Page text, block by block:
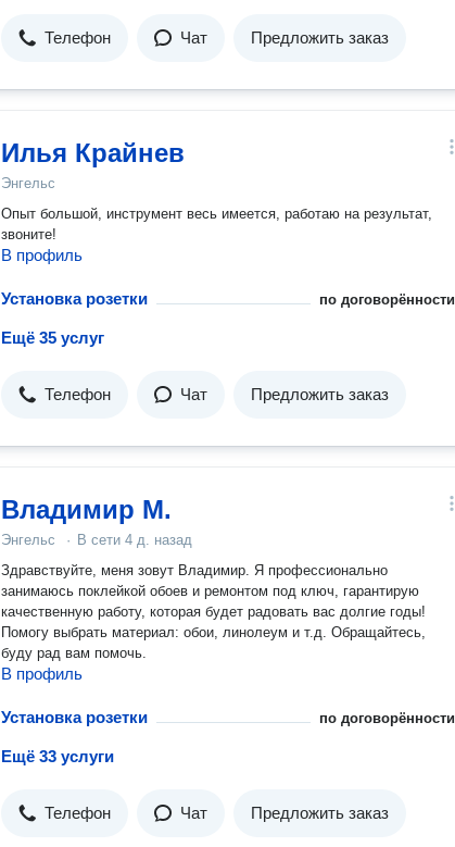
Телефон Чат Предложить заказ
Илья Крайнев
Энгельс
Опыт большой, инструмент весь имеется, работаю на результат,
звоните!
В профиль
Установка розетки по договорённости
Ещё 35 услуг
Телефон Чат Предложить заказ
Владимир М.
Энгельс · В сети 4 д. назад
Здравствуйте, меня зовут Владимир. Я профессионально
занимаюсь поклейкой обоев и ремонтом под ключ, гарантирую
качественную работу, которая будет радовать вас долгие годы!
Помогу выбрать материал: обои, линолеум и т.д. Обращайтесь,
буду рад вам помочь.
В профиль
Установка розетки по договорённости
Ещё 33 услуги
Телефон Чат Предложить заказ